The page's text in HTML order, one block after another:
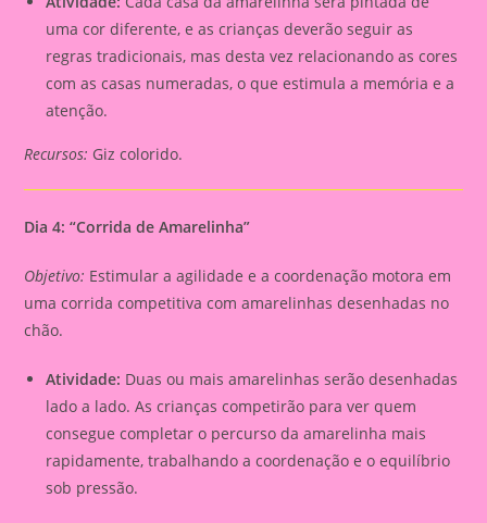
uma cor diferente, e as crianças deverão seguir as
regras tradicionais, mas desta vez relacionando as cores
com as casas numeradas, o que estimula a memória e a
atenção.
Recursos: Giz colorido.
Dia 4: “Corrida de Amarelinha”
Objetivo: Estimular a agilidade e a coordenação motora em
uma corrida competitiva com amarelinhas desenhadas no
chão.
Atividade: Duas ou mais amarelinhas serão desenhadas
lado a lado. As crianças competirão para ver quem
consegue completar o percurso da amarelinha mais
rapidamente, trabalhando a coordenação e o equilíbrio
sob pressão.